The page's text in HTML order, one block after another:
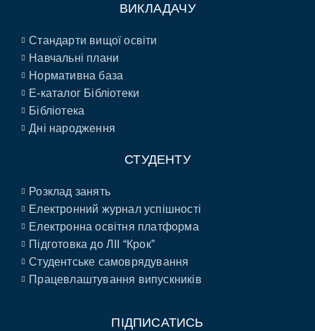
ВИКЛАДАЧУ
Стандарти вищої освіти
Навчальні плани
Нормативна база
E-каталог Бібліотеки
Бібліотека
Дні народження
СТУДЕНТУ
Розклад занять
Електронний журнал успішності
Електронна освітня платформа
Підготовка до ЛІІ “Крок”
Студентське самоврядування
Працевлаштування випускників
ПІДПИСАТИСЬ